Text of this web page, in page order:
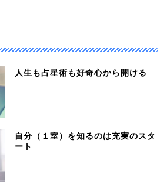
人生も占星術も好奇心から開ける
自分（１室）を知るのは充実のスタ
ート